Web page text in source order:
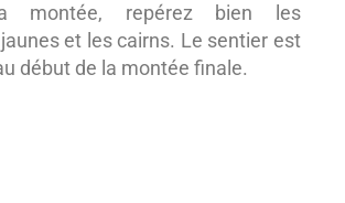
montée, repérez bien les
et les cairns. Le sentier est
début de la montée finale.